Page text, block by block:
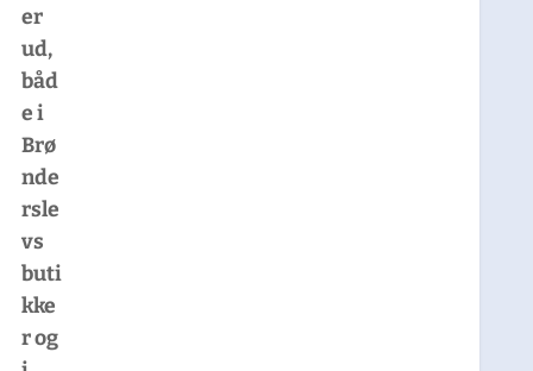
er
ud,
båd
e i
Brø
nde
rsle
vs
buti
kke
r og